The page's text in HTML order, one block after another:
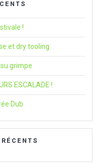
!
et dry tooling
grimpe
ESCALADE !
Dub